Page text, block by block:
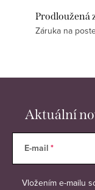
Prodloužená
Záruka na
Aktuální
E-mail
Vložením e-mailu